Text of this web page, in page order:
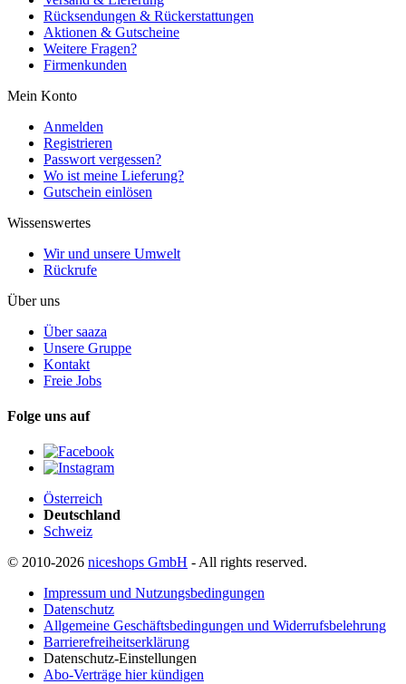
Rücksendungen & Rückerstattungen
Aktionen & Gutscheine
Weitere Fragen?
Firmenkunden
Mein Konto
Anmelden
Registrieren
Passwort vergessen?
Wo ist meine Lieferung?
Gutschein einlösen
Wissenswertes
Wir und unsere Umwelt
Rückrufe
Über uns
Über saaza
Unsere Gruppe
Kontakt
Freie Jobs
Folge uns auf
Österreich
Deutschland
Schweiz
© 2010-2026 niceshops GmbH - All rights reserved.
Impressum und Nutzungsbedingungen
Datenschutz
Allgemeine Geschäftsbedingungen und Widerrufsbelehrung
Barrierefreiheitserklärung
Datenschutz-Einstellungen
Abo-Verträge hier kündigen